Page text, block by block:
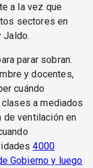
a la vez que
sectores en
Jaldo.
parar sobran.
y docentes,
cuándo
a mediados
de ventilación en
4000
Gobierno y luego